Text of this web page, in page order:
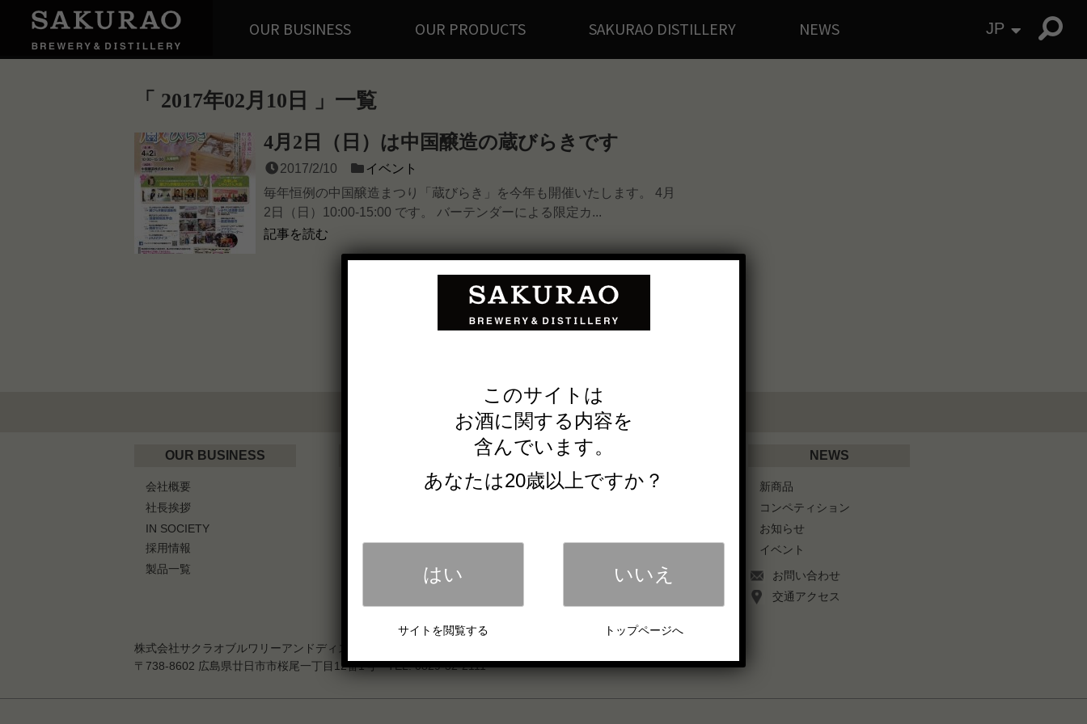
OUR BUSINESS OUR PRODUCTS SAKURAO DISTILLERY NEWS JP
2017年02月10日 一覧
4月2日（日）は中国醸造の蔵びらきです
2017/2/10
イベント
毎年恒例の中国醸造まつり「蔵びらき」を今年も開催いたします。 4月
2日（日）10:00-15:00 です。 バーテンダーによる限定カ...
記事を読む
OUR BUSINESS
会社概要
社長挨拶
IN SOCIETY
採用情報
製品一覧
OUR PRODUCTS
GIN
LIQUEUR
SAKE
NEWS
新商品
コンペティション
お知らせ
イベント
お問い合わせ
交通アクセス
株式会社サクラオブルワリーアンドディスティラリー
〒738-8602 広島県廿日市市桜尾一丁目12番1号 TEL: 0829-32-2111
このサイトは
お酒に関する内容を
含んでいます。
あなたは20歳以上ですか？
はい
サイトを閲覧する
いいえ
トップページへ